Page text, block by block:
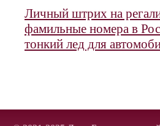
Личный штрих на
фамильные номера в
тонкий лед для